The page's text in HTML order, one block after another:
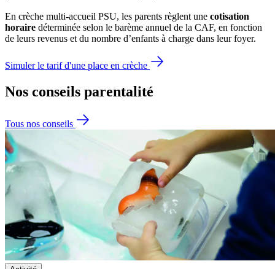
En crèche multi-accueil PSU, les parents règlent une cotisation
horaire déterminée selon le barème annuel de la CAF, en fonction
de leurs revenus et du nombre d’enfants à charge dans leur foyer.
Simuler le tarif d'une place en crèche
Nos conseils parentalité
Tous nos conseils